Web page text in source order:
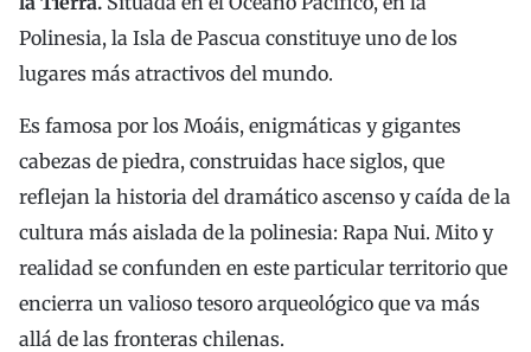
Polinesia, la Isla de Pascua constituye uno de los
lugares más atractivos del mundo.
Es famosa por los Moáis, enigmáticas y gigantes
cabezas de piedra, construidas hace siglos, que
reflejan la historia del dramático ascenso y caída de la
cultura más aislada de la polinesia: Rapa Nui. Mito y
realidad se confunden en este particular territorio que
encierra un valioso tesoro arqueológico que va más
allá de las fronteras chilenas.